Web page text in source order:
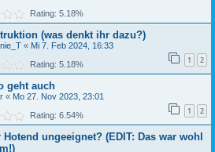
Rating: 5.18%
(was denkt ihr dazu?)
« Mi 7. Feb 2024, 16:33
1 2
Rating: 5.18%
geht auch
« Mo 27. Nov 2023, 23:01
1 2
Rating: 6.54%
ungeeignet? (EDIT: Das war wohl